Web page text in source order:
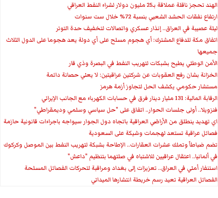
الهند تحجز ناقلة عملاقة بـ25 مليون دولار لشراء النفط العراقي
ارتفاع نفقات الحشد الشعبي بنسبة 72% خلال ست سنوات
ليلة عصيبة في العراق.. إنذار عسكري واتصالات لتخفيف حدة التوتر
‏اتفاق مكة للدفاع المشترك: أي هجوم مسلح على أي دولة يعد هجوما على الدول الثلاث
جميعها
الأمن الوطني يطيح بشبكات لتهريب النفط في البصرة وذي قار
الخزانة بشان رفع العقوبات عن شركتين عراقيتين: لا يعني حصانة دائمة
مستشار حكومي يكشف الحل لتجاوز أزمة هرمز
الرقابة المالية: 131 مليار دينار فرق في حسابات الكهرباء مع الجانب الإيراني
فنزويلا.. أولى جلسات الحوار.. اتفاق على "حل سياسي وسلمي وديمقراطي"
اي تهديد ينطلق من الأراضي العراقية باتجاه دول الجوار سيواجه باجراءات قانونية حازمة
فصائل عراقية تستعد لهجمات وشيكة على السعودية
تضم ضباطاً وتملك عشرات العقارات.. الإطاحة بشبكة لتهريب النفط بين الموصل وكركوك
في ألمانيا.. اعتقال عراقيين للاشتباه في صلتهما بتنظيم "داعش"
استنفار أمني في العراق.. تعزيزات إلى بغداد ومراقبة لتحركات الفصائل المسلحة
الفصائل العراقية تعيد رسم خريطة انتشارها الميداني